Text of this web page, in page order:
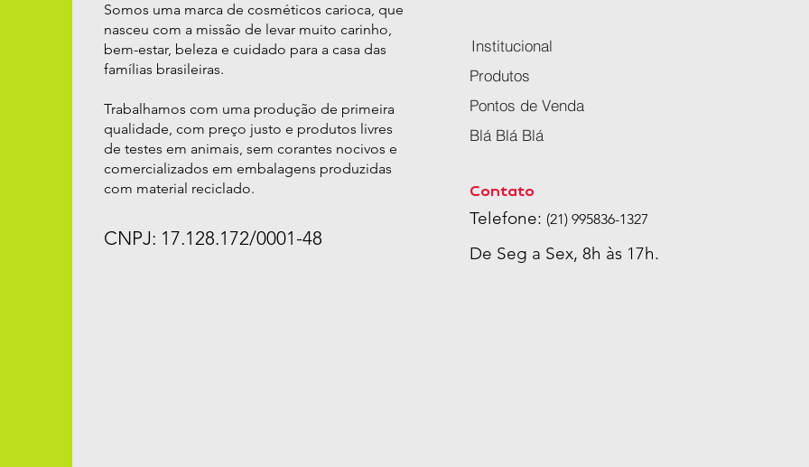
Somos uma marca de cosméticos carioca, que
nasceu com a missão de levar muito carinho,
bem-estar, beleza e cuidado para a casa das
famílias brasileiras.
Trabalhamos com uma produção de primeira
qualidade, com preço justo e produtos livres
de testes em animais, sem corantes nocivos e
comercializados em embalagens produzidas
com material reciclado.
CNPJ: 17.128.172/0001-48
Institucional
Produtos
Pontos de Venda
Blá Blá Blá
Contato
Telefone: (21) 995836-1327
De Seg a Sex, 8h às 17h.